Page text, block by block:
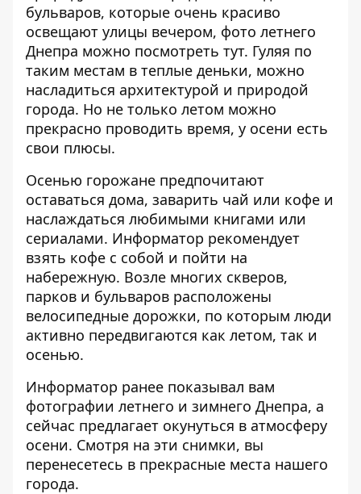
бульваров, которые очень красиво
освещают улицы вечером, фото летнего
Днепра можно посмотреть тут. Гуляя по
таким местам в теплые деньки, можно
насладиться архитектурой и природой
города. Но не только летом можно
прекрасно проводить время, у осени есть
свои плюсы.
Осенью горожане предпочитают
оставаться дома, заварить чай или кофе и
наслаждаться любимыми книгами или
сериалами. Информатор рекомендует
взять кофе с собой и пойти на
набережную. Возле многих скверов,
парков и бульваров расположены
велосипедные дорожки, по которым люди
активно передвигаются как летом, так и
осенью.
Информатор ранее показывал вам
фотографии летнего и зимнего Днепра, а
сейчас предлагает окунуться в атмосферу
осени. Смотря на эти снимки, вы
перенесетесь в прекрасные места нашего
города.